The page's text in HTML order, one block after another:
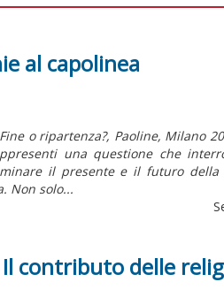
al capolinea
o ripartenza?, Paoline, Milano
una questione che
il presente e il futuro
Non solo...
contributo delle